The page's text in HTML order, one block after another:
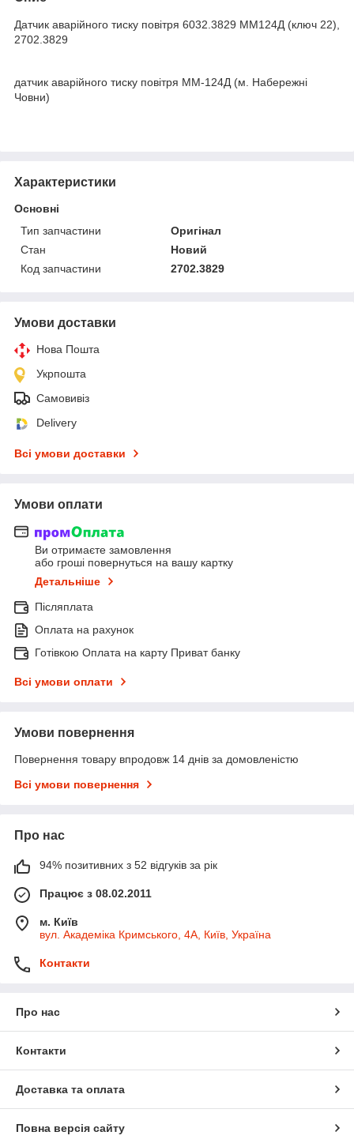
Датчик аварійного тиску повітря 6032.3829 ММ124Д (ключ 22),
2702.3829
датчик аварійного тиску повітря ММ-124Д (м. Набережні
Човни)
Характеристики
Основні
Тип запчастини
Оригінал
Стан
Новий
Код запчастини
2702.3829
Умови доставки
Нова Пошта
Укрпошта
Самовивіз
Delivery
Всі умови доставки
Умови оплати
Ви отримаєте замовлення
або гроші повернуться на вашу картку
Детальніше
Післяплата
Оплата на рахунок
Готівкою Оплата на карту Приват банку
Всі умови оплати
Умови повернення
Повернення товару впродовж 14 днів за домовленістю
Всі умови повернення
Про нас
94% позитивних з 52 відгуків за рік
Працює з 08.02.2011
м. Київ
вул. Академіка Кримського, 4А, Київ, Україна
Контакти
Про нас
Контакти
Доставка та оплата
Повна версія сайту